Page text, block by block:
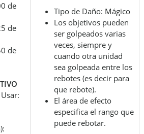
de
de
de
Tipo de Daño: Mágico
Los objetivos pueden
ser golpeados varias
veces, siempre y
cuando otra unidad
sea golpeada entre los
rebotes (es decir para
que rebote).
El área de efecto
especifica el rango que
puede rebotar.